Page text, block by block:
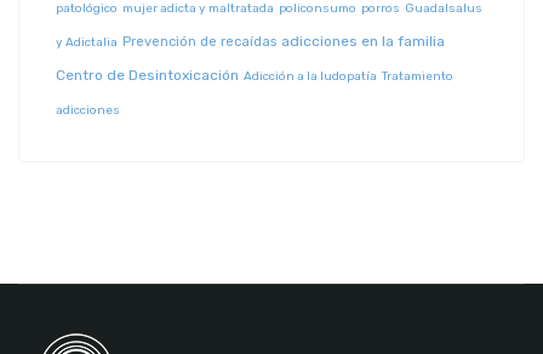
patológico mujer adicta y maltratada policonsumo porros Guadalsalus
y Adictalia Prevención de recaídas adicciones en la familia
Centro de Desintoxicación Adicción a la ludopatía Tratamiento
adicciones